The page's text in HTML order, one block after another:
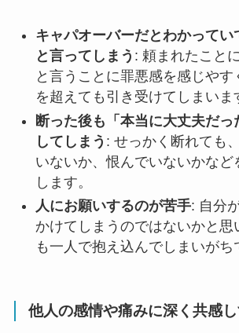
キャパオーバーだとわかってい
と言ってしまう : 頼まれたこと
と言うことに罪悪感を感じやす
を超えても引き受けてしまいま
断った後も「本当に大丈夫だっ
してしまう : せっかく断れても
いないか、恨んでいないかなど
します。
人にお願いするのが苦手: 自分
かけてしまうのではないかと思
も一人で抱え込んでしまいがち
他人の感情や痛みに深く共感